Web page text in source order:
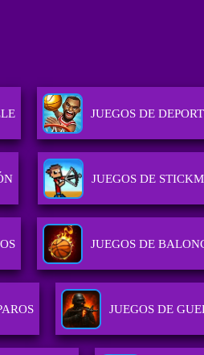
JUEGOS DE
JUEGOS DE
JUEGOS DE
JUEGOS DE